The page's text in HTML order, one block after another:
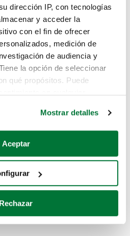
dirección IP, con tecnologías
y acceder la
con el fin de ofrecer
medición de
de audiencia y
la opción de seleccionar
qué propósitos. Puede
sobre su ubicación geográfica
analizándolo activamente
específicas (huellas
sobre cómo se procesan sus
Mostrar detalles
Aceptar
Rechazar
sabemos como
hasta aquí.
el coche que estás
estos enlaces: